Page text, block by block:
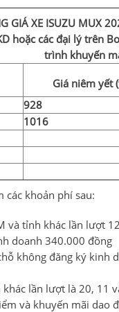
GIÁ XE ISUZU MUX
hoặc các đại lý trên
trình khuyến
Giá niêm yết
928
1016
các khoản phí sau:
và tỉnh khác lần lượt
doanh 340.000 đồng
không đăng ký kinh
lần lượt là 20, 11
và khuyến mãi